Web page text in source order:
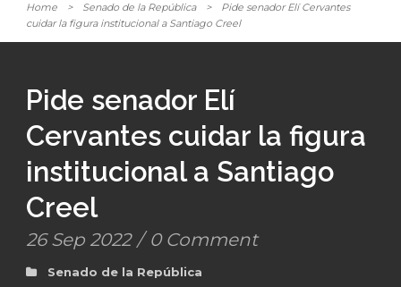
Home > Senado de la República >
Pide senador Elí Cervantes
cuidar la figura institucional a Santiago Creel
Pide senador Elí
Cervantes cuidar la figura
institucional a Santiago
Creel
26 Sep 2022 / 0 Comment
Senado de la República